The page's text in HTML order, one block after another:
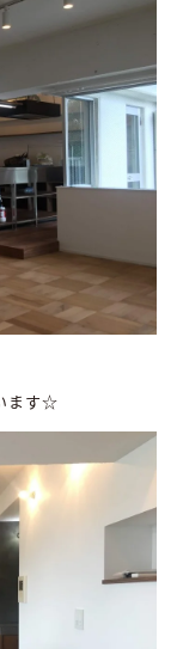
ます☆